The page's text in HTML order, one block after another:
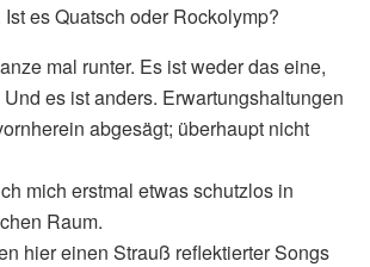
es Quatsch oder Rockolymp?
mal runter. Es ist weder das eine,
es ist anders. Erwartungshaltungen
abgesägt; überhaupt nicht
mich erstmal etwas schutzlos in
Raum.
hier einen Strauß reflektierter Songs